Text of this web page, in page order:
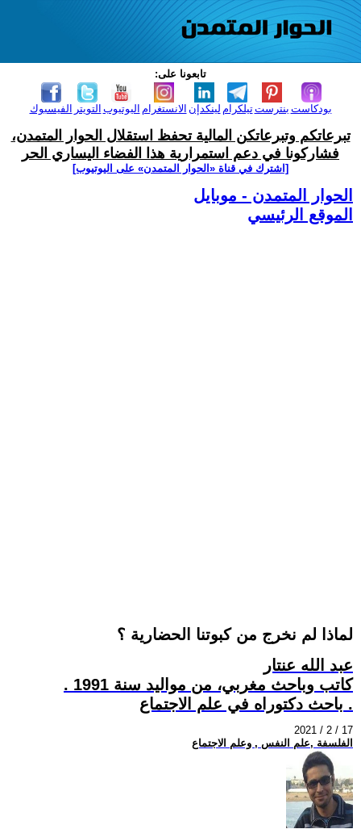
تابعونا على:
الفيسبوك التويتر اليوتيوب الانستغرام لينكدإن تيلكرامبنترست بودكاست
تبرعاتكم وتبرعاتكن المالية تحفظ استقلال الحوار المتمدن،
فشاركونا في دعم استمرارية هذا الفضاء اليساري الحر
[اشترك في قناة ‫«الحوار المتمدن» على اليوتيوب]
الحوار المتمدن - موبايل
الموقع الرئيسي
لماذا لم نخرج من كبوتنا الحضارية ؟
عبد الله عنتار
كاتب وباحث مغربي، من مواليد سنة 1991 .
باحث دكتوراه في علم الاجتماع .
2021 / 2 / 17
الفلسفة ,علم النفس , وعلم الاجتماع